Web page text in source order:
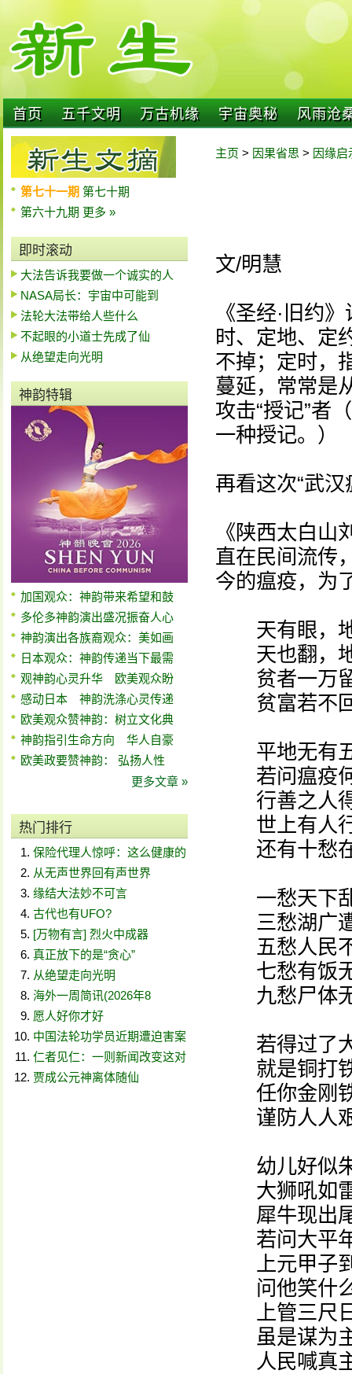
首页 五千文明 万古机缘 宇宙奥秘 风雨沧
第七十一期 第七十期
第六十九期 更多 »
即时滚动
大法告诉我要做一个诚实的人
NASA局长：宇宙中可能到
法轮大法带给人些什么
不起眼的小道士先成了仙
从绝望走向光明
神韵特辑
加国观众：神韵带来希望和鼓
多伦多神韵演出盛况振奋人心
神韵演出各族裔观众：美如画
日本观众：神韵传递当下最需
观神韵心灵升华 欧美观众盼
感动日本 神韵洗涤心灵传递
欧美观众赞神韵：树立文化典
神韵指引生命方向 华人自豪
欧美政要赞神韵： 弘扬人性
更多文章 »
热门排行
保险代理人惊呼：这么健康的
从无声世界回有声世界
缘结大法妙不可言
古代也有UFO?
[万物有言] 烈火中成器
真正放下的是“贪心”
从绝望走向光明
海外一周简讯(2026年8
愿人好你才好
中国法轮功学员近期遭迫害案
仁者见仁：一则新闻改变这对
贾成公元神离体随仙
主页 > 因果省思 > 因缘启
文/明慧
《圣经·旧约
时、定地、定
不掉；定时，
蔓延，常常是
攻击“授记”者
一种授记。）
再看这次“武
《陕西太白
直在民间流传
今的瘟疫，为
天有眼，地
天也翻，地
贫者一万留
贫富若不回
平地无有五
若问瘟疫何
行善之人得
世上有人行
还有十愁
一愁天下乱
三愁湖广遭
五愁人民不
七愁有饭无
九愁尸体无
若得过了大
就是铜打铁
任你金刚铁
谨防人人艰
幼儿好似朱
大狮吼如雷
犀牛现出尾
若问大平年
上元甲子到
问他笑什么
上管三尺日
虽是谋为主
人民喊真